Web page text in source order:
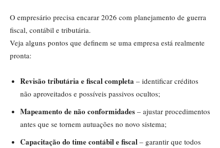
O empresário precisa encarar 2026 com planejamento de guerra
fiscal, contábil e tributária.
Veja alguns pontos que definem se uma empresa está realmente
pronta:
Revisão tributária e fiscal completa – identificar créditos
não aproveitados e possíveis passivos ocultos;
Mapeamento de não conformidades – ajustar procedimentos
antes que se tornem autuações no novo sistema;
Capacitação do time contábil e fiscal – garantir que todos